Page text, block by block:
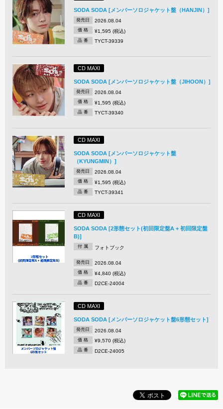
SODA SODA [メンバーソロジャケット盤（HANJIN）]
発売日 2026.08.04
価 格 ¥1,595 (税込)
品 番 TYCT-39339
CD MAXI
SODA SODA [メンバーソロジャケット盤（JIHOON）]
発売日 2026.08.04
価 格 ¥1,595 (税込)
品 番 TYCT-39340
CD MAXI
SODA SODA [メンバーソロジャケット盤
（KYUNGMIN）]
発売日 2026.08.04
価 格 ¥1,595 (税込)
品 番 TYCT-39341
CD MAXI
SODA SODA [2形態セット(初回限定盤A + 初回限定盤
B)]
付 属 フォトブック
発売日 2026.08.04
価 格 ¥4,840 (税込)
品 番 D2CE-24004
CD MAXI
SODA SODA [メンバーソロジャケット盤6形態セット]
発売日 2026.08.04
価 格 ¥9,570 (税込)
品 番 D2CE-24005